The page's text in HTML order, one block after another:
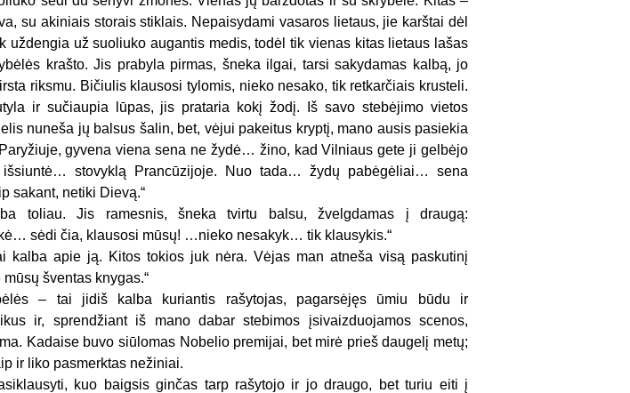
su akiniais storais stiklais. Nepaisydami vasaros lietaus, jie karštai dėl
uždengia už suoliuko augantis medis, todėl tik vienas kitas lietaus lašas
krašto. Jis prabyla pirmas, šneka ilgai, tarsi sakydamas kalbą, jo
riksmu. Bičiulis klausosi tylomis, nieko nesako, tik retkarčiais krusteli.
ir sučiaupia lūpas, jis prataria kokį žodį. Iš savo stebėjimo vietos
nuneša jų balsus šalin, bet, vėjui pakeitus kryptį, mano ausis pasiekia
gyvena viena sena ne žydė… žino, kad Vilniaus gete ji gelbėjo
stovyklą Prancūzijoje. Nuo tada… žydų pabėgėliai… sena
sakant, netiki Dievą.“
toliau. Jis ramesnis, šneka tvirtu balsu, žvelgdamas į draugą:
sėdi čia, klausosi mūsų! …nieko nesakyk… tik klausykis.“
kalba apie ją. Kitos tokios juk nėra. Vėjas man atneša visą paskutinį
šventas knygas.“
– tai jidiš kalba kuriantis rašytojas, pagarsėjęs ūmiu būdu ir
ir, sprendžiant iš mano dabar stebimos įsivaizduojamos scenos,
Kadaise buvo siūlomas Nobelio premijai, bet mirė prieš daugelį metų;
ir liko pasmerktas nežiniai.
kuo baigsis ginčas tarp rašytojo ir jo draugo, bet turiu eiti į